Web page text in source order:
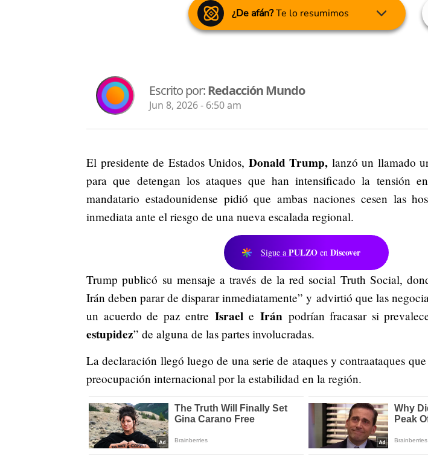
¿De afán?Te lo resumimos
Escrito por:Redacción Mundo
Jun 8, 2026 - 6:50 am
El presidente de Estados Unidos, Donald Trump, lanzó un llamado
para que detengan los ataques que han intensificado la tensión
mandatario estadounidense pidió que ambas naciones cesen las
inmediata ante el riesgo de una nueva escalada regional.
Sigue a PULZO en Discover
Trump publicó su mensaje a través de la red social Truth Social,
Irán deben parar de disparar inmediatamente” y advirtió que las
un acuerdo de paz entre IsraeleIrán podrían fracasar si
estupidez” de alguna de las partes involucradas.
La declaración llegó luego de una serie de ataques y contraataques
preocupación internacional por la estabilidad en la región.